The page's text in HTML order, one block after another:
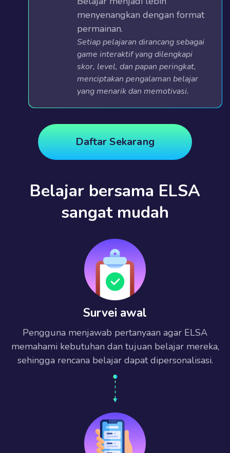
menyenangkan dengan format
permainan.
Setiap pelajaran dirancang sebagai
game interaktif yang dilengkapi
skor, level, dan papan peringkat,
menciptakan pengalaman belajar
yang menarik dan memotivasi.
Daftar Sekarang
Belajar bersama ELSA
sangat mudah
Survei awal
Pengguna menjawab pertanyaan agar ELSA
memahami kebutuhan dan tujuan belajar mereka,
sehingga rencana belajar dapat dipersonalisasi.